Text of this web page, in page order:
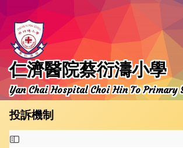
仁濟醫院蔡衍濤小學
Yan Chai Hospital Choi Hin To Primary
投訴機制